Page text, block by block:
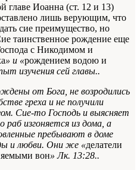
главе Иоанна (ст. 12 и 13)
лишь верующим, что
сие преимущество, но
таинственное рождение еще
с Никодимом и
» и «рождением водою и
изучения сей главы..
от Бога, не возродились
греха и не получили
Сие-то Господь и выясняет
изгоняется из дома, а
пребывают в доме
и любви. Они же «делатели
вон»Лк. 13:28..